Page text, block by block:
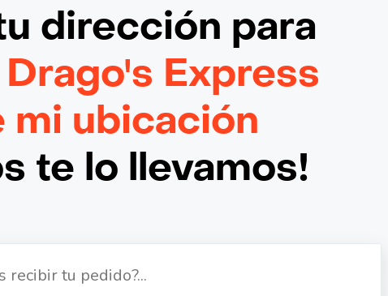
dirección para
Drago's Express
mi ubicación
te lo llevamos!